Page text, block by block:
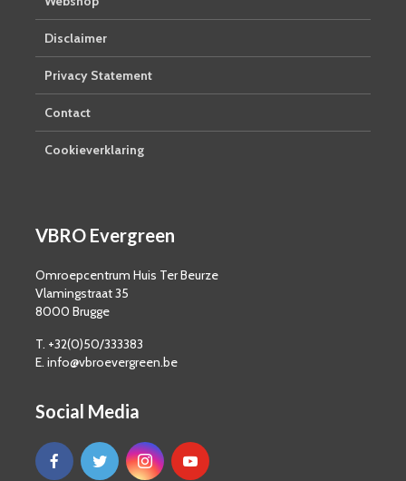
Disclaimer
Privacy Statement
Contact
Cookieverklaring
VBRO Evergreen
Omroepcentrum Huis Ter Beurze
Vlamingstraat 35
8000 Brugge
T. +32(0)50/333383
E. info@vbroevergreen.be
Social Media